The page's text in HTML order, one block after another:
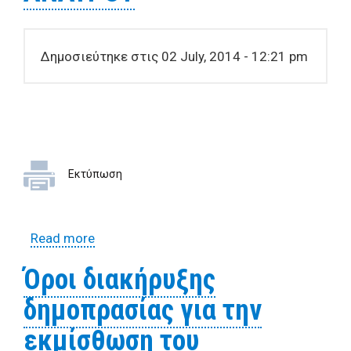
Δημοσιεύτηκε στις 02 July, 2014 - 12:21 pm
Εκτύπωση
Read moreabout ΟΡΟΙ ΔΙΑΚΗΡΥΞΗΣ ΓΙΑ ΤΗΝ
ΑΝΑΨΥΚΤΗΡΙΟΥ ΣΤΟ ΠΑΡΑΛΙΑΚΟ ΠΑΡΚΟ
ΑΝΑΥΡΟΥ
Όροι διακήρυξης
δημοπρασίας για την
εκμίσθωση του